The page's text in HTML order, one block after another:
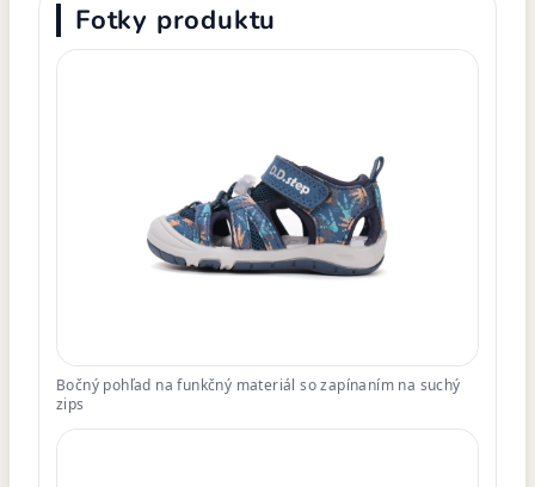
Fotky produktu
Bočný pohľad na funkčný materiál so zapínaním na suchý
zips